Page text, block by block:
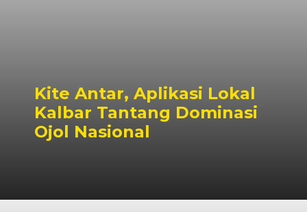
Kite Antar, Aplikasi Lokal
Kalbar Tantang Dominasi
Ojol Nasional